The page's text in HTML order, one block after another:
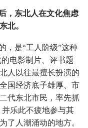
，东北人在文化焦虑
北。
，是“工人阶级”这种
电影制片、评书题
人以往最擅长扮演的
国经济底子雄厚、市
代东北市民，率先抓
乐此不疲地参与其
人潮涌动的地方。